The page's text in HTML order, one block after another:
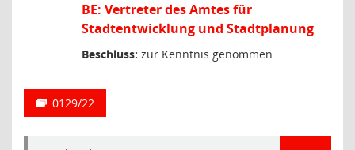
BE: Vertreter des Amtes für
Stadtentwicklung und Stadtplanung
Beschluss: zur Kenntnis genommen
0129/22